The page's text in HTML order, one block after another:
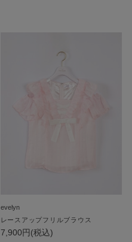
evelyn
レースアップフリルブラウス
7,900円(税込)